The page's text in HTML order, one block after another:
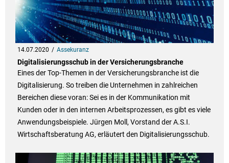
14.07.2020 Assekuranz
Digitalisierungsschub in der Versicherungsbranche
Eines der Top-Themen in der Versicherungsbranche ist die
Digitalisierung. So treiben die Unternehmen in zahlreichen
Bereichen diese voran: Sei es in der Kommunikation mit
Kunden oder in den internen Arbeitsprozessen, es gibt es viele
Anwendungsbeispiele. Jürgen Moll, Vorstand der A.S.I.
Wirtschaftsberatung AG, erläutert den Digitalisierungsschub.